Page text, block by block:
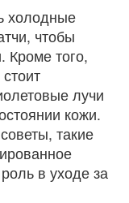
холодные
чтобы
Кроме того,
лучи
кожи.
такие
в уходе за